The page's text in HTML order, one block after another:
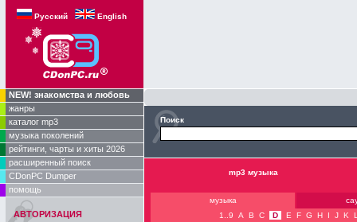
Русский English
NEW! знакомства и любовь
жанры
каталог mp3
музыка поколений
рейтинги, чарты и хиты 2026
расширенный поиск
CDonPC Dumper
помощь
АВТОРИЗАЦИЯ
Поиск
mp3 музыка
музыка
1..9
A B C D E F G H I J K